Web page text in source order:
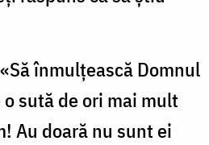
înmulţească Domnul
sută de ori mai mult
Au doară nu sunt ei